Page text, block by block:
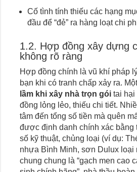
Cố tình tính thiếu các hạng
đầu để “đẻ” ra hàng loạt chi
1.2. Hợp đồng xây dựng
không rõ ràng
Hợp đồng chính là vũ khí pháp
bạn khi có tranh chấp xảy ra.
lầm khi xây nhà trọn gói tai hại
đồng lỏng lẻo, thiếu chi tiết.
tâm đến tổng số tiền mà quên
được định danh chính xác bằng
số kỹ thuật, chủng loại (ví dụ:
nhựa Bình Minh, sơn Dulux
chung chung là “gạch men cao